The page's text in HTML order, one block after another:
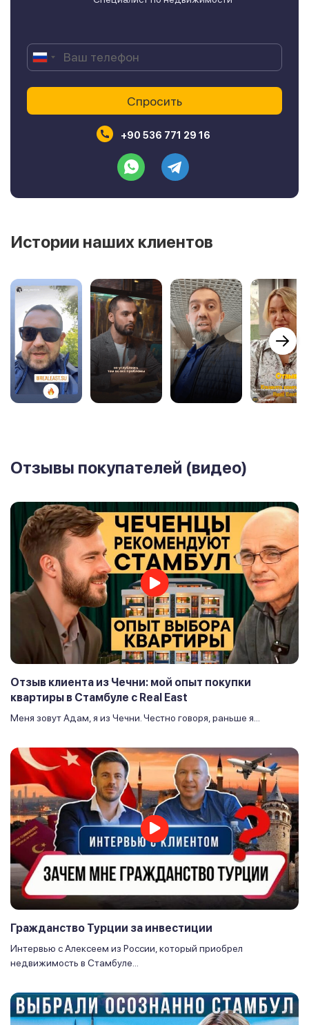
+90 536 771 29 16
Истории наших клиентов
Отзывы покупателей (видео)
Отзыв клиента из Чечни: мой опыт покупки
квартиры в Стамбуле с Real East
Меня зовут Адам, я из Чечни. Честно говоря, раньше я...
Гражданство Турции за инвестиции
Интервью с Алексеем из России, который приобрел
недвижимость в Стамбуле...